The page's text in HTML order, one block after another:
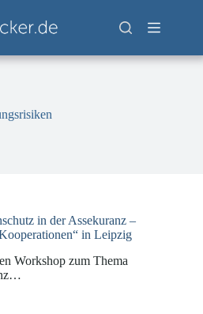
in der Assekuranz –
in Leipzig
Workshop zum Thema